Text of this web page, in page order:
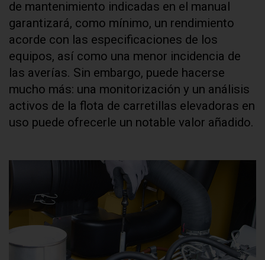
de mantenimiento indicadas en el manual
garantizará, como mínimo, un rendimiento
acorde con las especificaciones de los
equipos, así como una menor incidencia de
las averías. Sin embargo, puede hacerse
mucho más: una monitorización y un análisis
activos de la flota de carretillas elevadoras en
uso puede ofrecerle un notable valor añadido.